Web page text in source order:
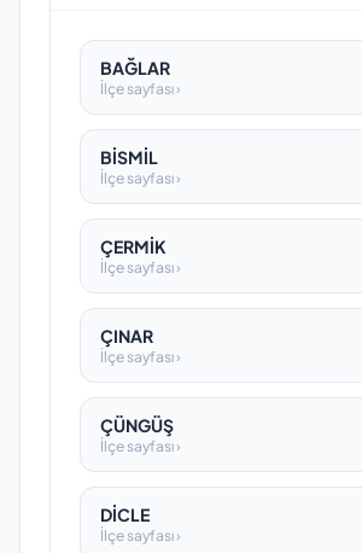
BAĞLAR
İlçe sayfası ›
BİSMİL
İlçe sayfası ›
ÇERMİK
İlçe sayfası ›
ÇINAR
İlçe sayfası ›
ÇÜNGÜŞ
İlçe sayfası ›
DİCLE
İlçe sayfası ›